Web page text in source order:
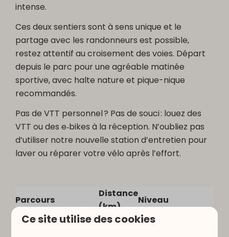
intense.
Ces deux sentiers sont à sens unique et le
partage avec les randonneurs est possible,
restez attentif au croisement des voies. Départ
depuis le parc pour une agréable matinée
sportive, avec halte nature et pique-nique
recommandés.
Pas de VTT personnel ? Pas de souci : louez des
VTT ou des e‑bikes à la réception. N’oubliez pas
d’utiliser notre nouvelle station d’entretien pour
laver ou réparer votre vélo après l’effort.
Parcours
Distance
(km)
Niveau
Intermédiaire –
Ce site utilise des cookies